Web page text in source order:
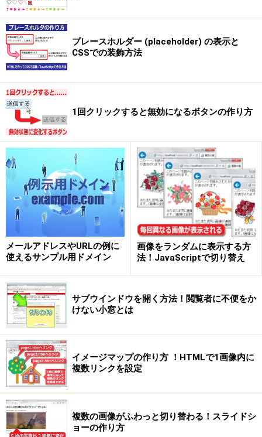
プレースホルダー (placeholder) の表示と
CSSでの装飾方法
1回クリックすると無効になるボタンの作り方
メールアドレスやURLの例に
使えるサンプル用ドメイン
画像をランダムに表示する方
法！JavaScriptで切り替え
サブウインドウを開く方法！閲覧者に不便をか
けない小窓とは
イメージマップの作り方 ！HTMLで1画像内に
複数リンクを設定
複数の画像がふわっと切り替わる！スライドシ
ョーの作り方